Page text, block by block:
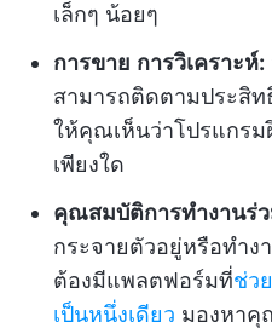
เล็กๆ น้อยๆ
การขาย การวิเคราะห์:
สามารถติดตามประสิท
ให้คุณเห็นว่าโปรแกร
เพียงใด
คุณสมบัติการทำงานร่
กระจายตัวอยู่หรือทำง
ต้องมีแพลตฟอร์มที่ช่ว
เป็นหนึ่งเดียว มองหาคุ